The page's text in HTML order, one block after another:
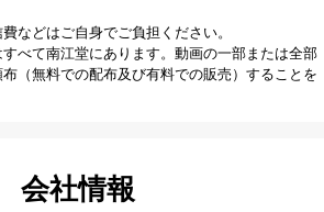
などはご自身でご負担ください。
すべて南江堂にあります。動画の一部または全部
（無料での配布及び有料での販売）することを
会社情報